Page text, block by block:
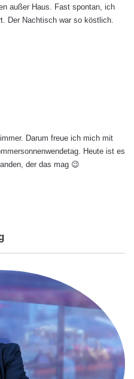
außer Haus. Fast spontan, ich
Der Nachtisch war so köstlich.
Darum freue ich mich mit
Heute ist es
der das mag 😉